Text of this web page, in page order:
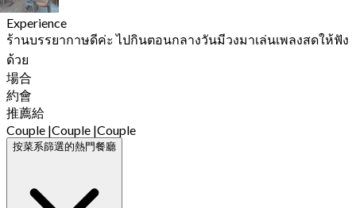
Experience
ร้านบรรยากาษดีค่ะ ไปกินตอนกลางวันมีวงมาเล่นเพลงสดให้ฟัง
ด้วย
場合
約會
推薦給
Couple |Couple |Couple
按菜系篩選的熱門餐廳